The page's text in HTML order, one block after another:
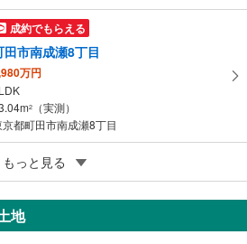
成約でもらえる
田市南成瀬8丁目
万円
2
（実測）
京都町田市南成瀬8丁目
成約でもらえる
村山市萩山町1丁目
万円
もっと見る
地